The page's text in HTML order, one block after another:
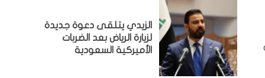
الزيدي يتلقى دعوة جديدة
لزيارة الرياض بعد الضربات
الأميركية السعودية